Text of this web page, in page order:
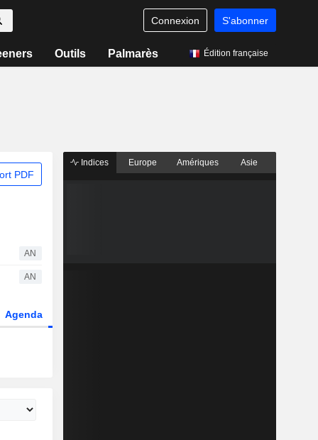
Connexion S'abonner
Outils Palmarès Édition française
PDF
AN
AN
Agenda
Indices Europe Amériques Asie